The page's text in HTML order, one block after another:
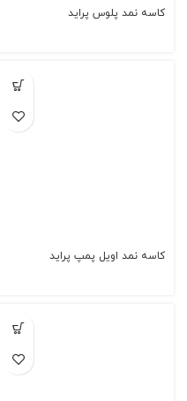
کاسه نمد پلوس پراید
کاسه نمد اویل پمپ پراید